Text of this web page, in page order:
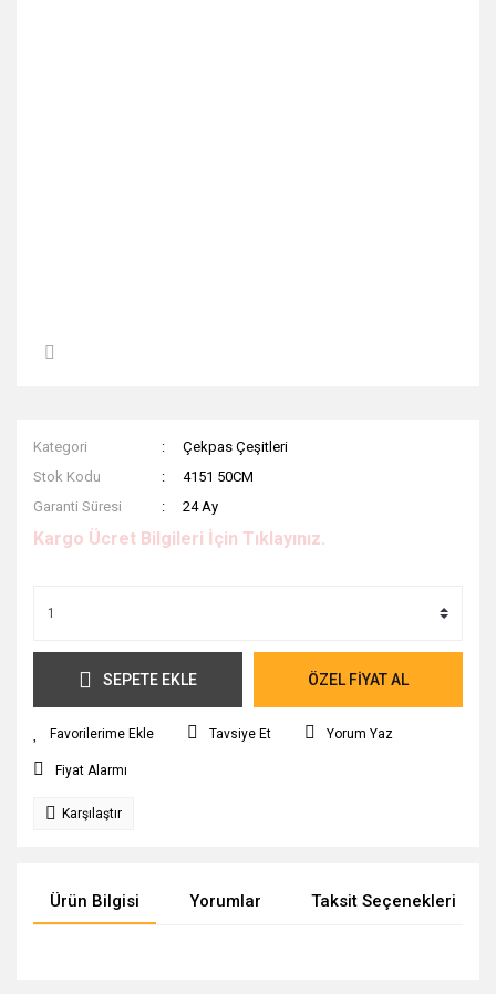
Kategori
Çekpas Çeşitleri
Stok Kodu
4151 50CM
Garanti Süresi
24 Ay
Kargo Ücret Bilgileri İçin Tıklayınız.
SEPETE EKLE ÖZEL FİYAT AL
Tavsiye Et Yorum Yaz
Fiyat Alarmı
Karşılaştır
Ürün Bilgisi Yorumlar Taksit Seçenekleri